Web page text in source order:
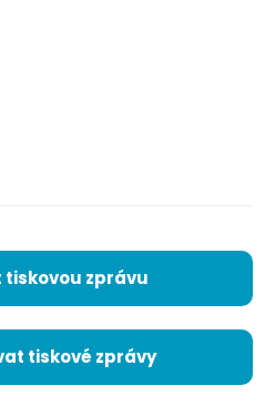
tiskovou zprávu
tiskové zprávy